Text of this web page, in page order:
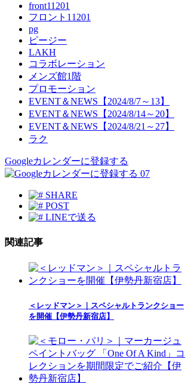
front11201
フロント11201
pg
ピージー
LAKH
コラボレーション
メンズ館1階
プロモーション
EVENT＆NEWS【2024/8/7～13】
EVENT＆NEWS【2024/8/14～20】
EVENT＆NEWS【2024/8/21～27】
ラク
Googleカレンダーに登録する
07
SHARE
POST
LINEで送る
関連記事
＜レッドマン＞｜スペシャルトランクショー
を開催【伊勢丹新宿店】